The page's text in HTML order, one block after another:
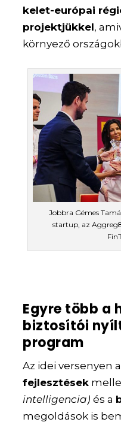
kelet-európai
projektjükkel,
környező
Jobbra Gémes
startup, az
Egyre több a
biztosítói
program
Az idei versenyen
fejlesztések
intelligencia) és a
megoldások is